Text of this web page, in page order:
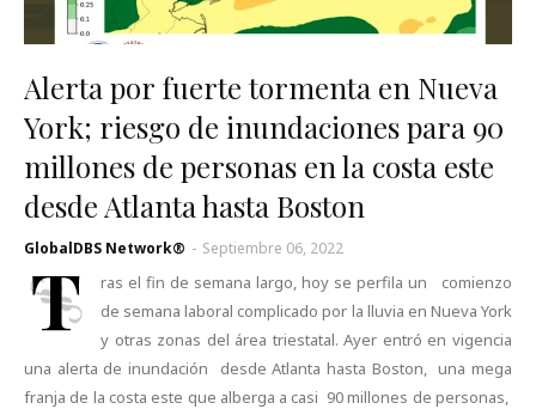
Alerta por fuerte tormenta en Nueva
York; riesgo de inundaciones para 90
millones de personas en la costa este
desde Atlanta hasta Boston
GlobalDBS Network® - Septiembre 06, 2022
T
ras el fin de semana largo, hoy se perfila un comienzo
de semana laboral complicado por la lluvia en Nueva York
y otras zonas del área triestatal. Ayer entró en vigencia
una alerta de inundación desde Atlanta hasta Boston, una mega
franja de la costa este que alberga a casi 90 millones de personas,